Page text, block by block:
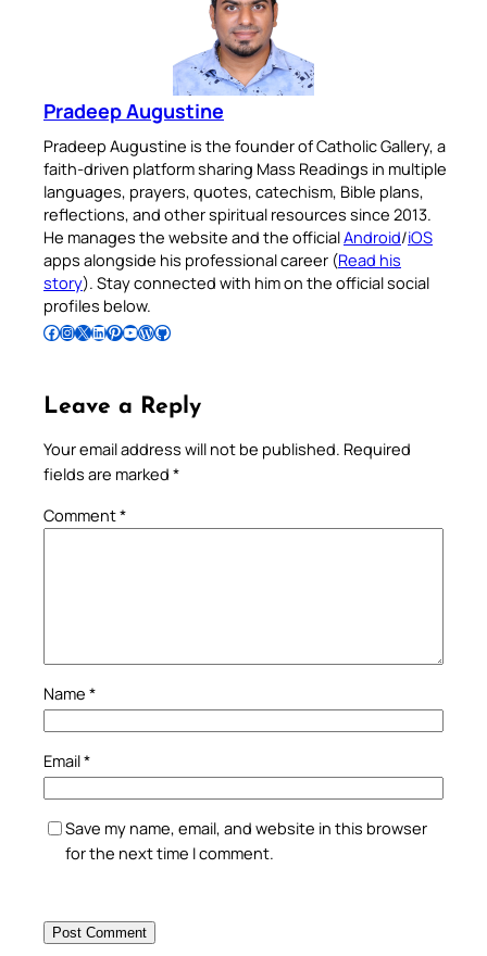
Pradeep Augustine
Pradeep Augustine is the founder of Catholic Gallery, a
faith-driven platform sharing Mass Readings in multiple
languages, prayers, quotes, catechism, Bible plans,
reflections, and other spiritual resources since 2013.
He manages the website and the officialAndroid/iOS
apps alongside his professional career (Read his
story). Stay connected with him on the official social
profiles below.
Follow Pradeep on Facebook Follow Pradeep on InstagramFollow Pradeep on X Follow Pradeep on LinkedIn Follow Pradeep on Pinterest Subscribe to Pradeep’s Youtube Channel Follow Pradeep on WordPress Follow Pradeep on GitHub
Leave a Reply
Your email address will not be published. Required
fields are marked *
Comment*
Name *
Email*
Save my name, email, and website in this browser
for the next time I comment.